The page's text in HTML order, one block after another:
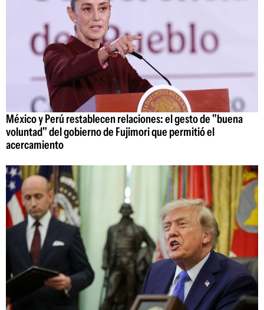
México y Perú restablecen relaciones: el gesto de "buena
voluntad" del gobierno de Fujimori que permitió el
acercamiento